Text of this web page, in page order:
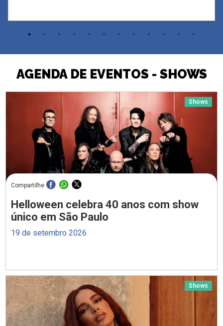
AGENDA DE EVENTOS - SHOWS
Shows
Compartilhe
Helloween celebra 40 anos com show
único em São Paulo
19 de setembro 2026
Shows